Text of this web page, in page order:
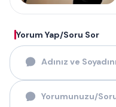
Yorum Yap/Soru Sor